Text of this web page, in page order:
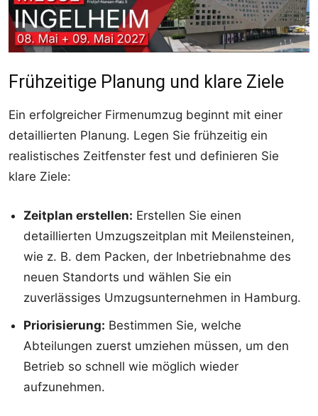
Frühzeitige Planung und klare Ziele
Ein erfolgreicher Firmenumzug beginnt mit einer
detaillierten Planung. Legen Sie frühzeitig ein
realistisches Zeitfenster fest und definieren Sie
klare Ziele:
Zeitplan erstellen: Erstellen Sie einen
detaillierten Umzugszeitplan mit Meilensteinen,
wie z. B. dem Packen, der Inbetriebnahme des
neuen Standorts und wählen Sie ein
zuverlässiges Umzugsunternehmen in Hamburg.
Priorisierung: Bestimmen Sie, welche
Abteilungen zuerst umziehen müssen, um den
Betrieb so schnell wie möglich wieder
aufzunehmen.